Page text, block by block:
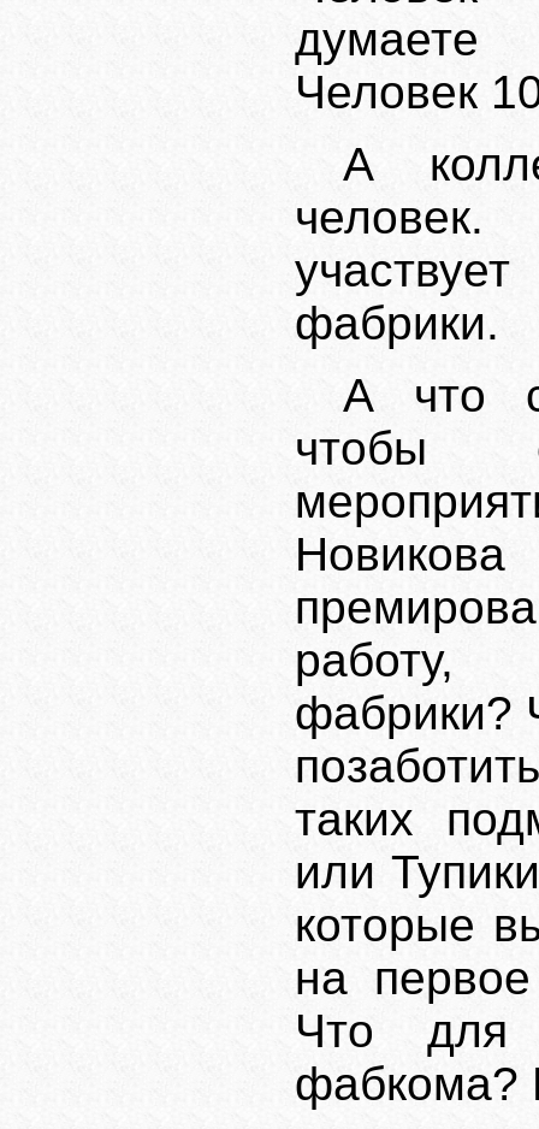
думаете
Человек
А
фабрики.
А что
чтобы
работу,
фабрики?
таких
или
которые
на
Что для
фабкома?